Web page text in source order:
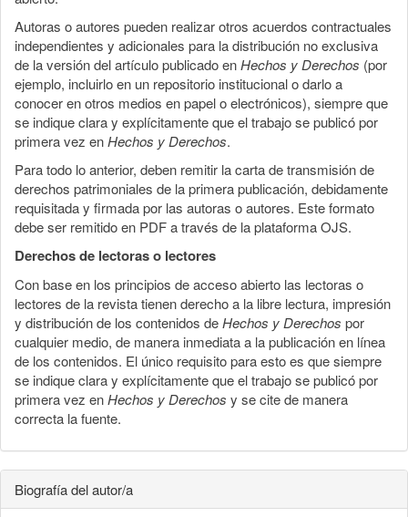
Autoras o autores pueden realizar otros acuerdos contractuales
independientes y adicionales para la distribución no exclusiva
de la versión del artículo publicado enHechos y Derechos (por
ejemplo, incluirlo en un repositorio institucional o darlo a
conocer en otros medios en papel o electrónicos), siempre que
se indique clara y explícitamente que el trabajo se publicó por
primera vez enHechos y Derechos.
Para todo lo anterior, deben remitir la carta de transmisión de
derechos patrimoniales de la primera publicación, debidamente
requisitada y firmada por las autoras o autores. Este formato
debe ser remitido en PDF a través de la plataforma OJS.
Derechos de lectoras o lectores
Con base en los principios de acceso abierto las lectoras o
lectores de la revista tienen derecho a la libre lectura, impresión
y distribución de los contenidos deHechos y Derechos por
cualquier medio, de manera inmediata a la publicación en línea
de los contenidos. El único requisito para esto es que siempre
se indique clara y explícitamente que el trabajo se publicó por
primera vez enHechos y Derechos y se cite de manera
correcta la fuente.
Biografía del autor/a